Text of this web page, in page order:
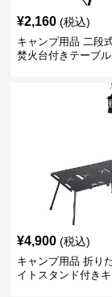
¥2,160 (税込)
キャンプ用品 二段
焚火台付きテーブル
¥4,900 (税込)
キャンプ用品 折り
イトスタンド付き